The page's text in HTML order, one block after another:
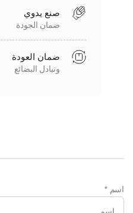
صنع يدوي
ضمان الجودة
ضمان العودة
وتبادل البضائع
اسم *